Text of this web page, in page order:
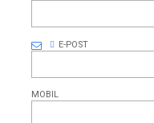
E-POST
MOBIL